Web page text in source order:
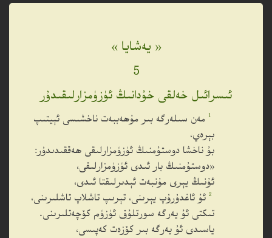
« يەشايا »
5
ئىسرائىل خەلقى خۇدانىڭ ئۈزۈمزارلىقىدۇر
1 مەن سىلەرگە بىر مۇھەببەت ناخشىسى ئېيتىپ
بېرەي،
بۇ ناخشا دوستۇمنىڭ ئۈزۈمزارلىقى ھەققىدىدۇر:
«دوستۇمنىڭ بار ئىدى ئۈزۈمزارلىقى،
ئۇنىڭ يېرى مۇنبەت ئېدىرلىقتا ئىدى،
2 ئۇ ئاغدۇرۇپ يېرىنى، تېرىپ تاشلاپ تاشلىرىنى،
تىكتى ئۇ يەرگە سورتلۇق ئۈزۈم كۆچەتلىرىنى.
ياسىدى ئۇ يەرگە بىر كۆزەت كەپىسى،